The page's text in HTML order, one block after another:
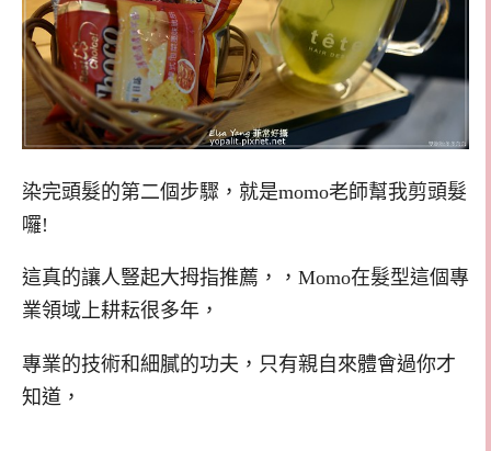
染完頭髮的第二個步驟，就是momo老師幫我剪頭髮
囉!
這真的讓人豎起大拇指推薦，，Momo在髮型這個專
業領域上耕耘很多年，
專業的技術和細膩的功夫，只有親自來體會過你才
知道，